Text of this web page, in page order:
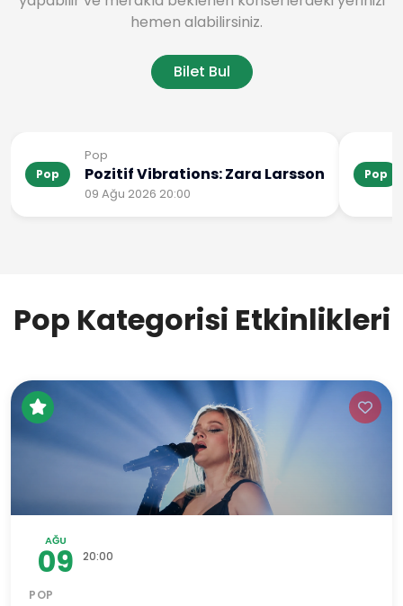
hemen alabilirsiniz.
Bilet Bul
Pop
Pop
Pozitif Vibrations: Zara Larsson
09 Ağu 2026 20:00
Pop
Pop Kategorisi Etkinlikleri
AĞU
09 20:00
POP